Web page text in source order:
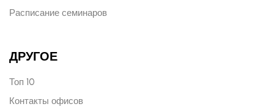
Расписание семинаров
ДРУГОЕ
Топ 10
Контакты офисов